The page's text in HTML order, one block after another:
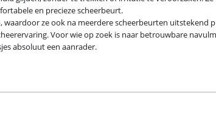
en precieze scheerbeurt.
waardoor ze ook na meerdere scheerbeurten uitstekend
Voor wie op zoek is naar betrouwbare
absoluut een aanrader.